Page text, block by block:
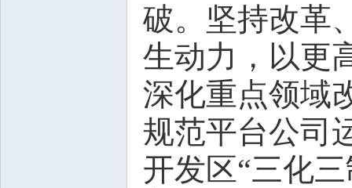
破。坚持改革
生动力，以更
深化重点领域
规范平台公司
开发区“三化